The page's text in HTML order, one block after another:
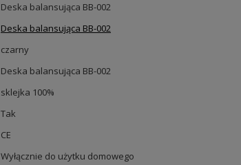
Deska balansująca BB-002
Deska balansująca BB-002
czarny
Deska balansująca BB-002
sklejka 100%
Tak
CE
Wyłącznie do użytku domowego